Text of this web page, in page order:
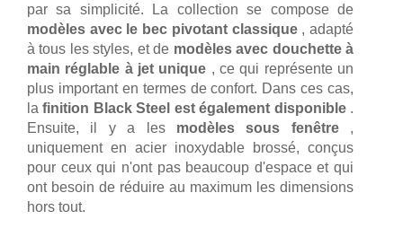
par sa simplicité. La collection se compose de
modèles avec le bec pivotant classique, adapté
à tous les styles, et de modèles avec douchette à
main réglable à jet unique , ce qui représente un
plus important en termes de confort. Dans ces cas,
lafinition Black Steel est également disponible.
Ensuite, il y a les modèles sous fenêtre,
uniquement en acier inoxydable brossé, conçus
pour ceux qui n'ont pas beaucoup d'espace et qui
ont besoin de réduire au maximum les dimensions
hors tout.